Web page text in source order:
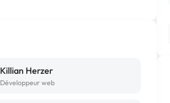
Killian Herzer
Développeur web